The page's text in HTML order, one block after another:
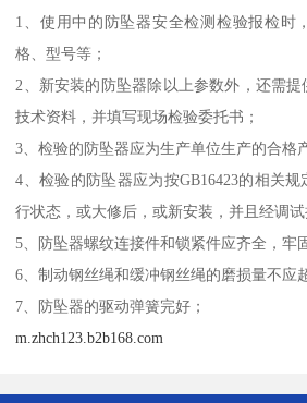
1、使用中的防坠器安全检测检验报检时
格、型号等；
2、新安装的防坠器除以上参数外，还需
技术资料，并填写现场检验委托书；
3、检验的防坠器应为生产单位生产的合格
4、检验的防坠器应为按GB16423的相关
行状态，或大修后，或新安装，并且经调
5、防坠器螺纹连接件和锁紧件应齐全，牢
6、制动钢丝绳和缓冲钢丝绳的磨损量不应
7、防坠器的驱动弹簧完好；
m.zhch123.b2b168.com